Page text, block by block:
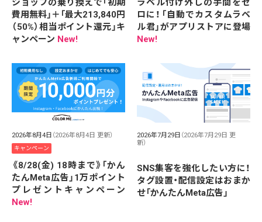
ショップの乗り換えで「初期
費用無料」＋「最大213,840円
（50%）相当ポイント還元」キ
ャンペーン New!
ラベル付け外しの手間をゼ
ロに！「自動でカスタムラベ
ル君」がアプリストアに登場
New!
2026年8月4日 （2026年8月4日 更新）
キャンペーン
《8/28(金) 18時まで》「かん
たんMeta広告」1万ポイント
プレゼントキャンペーン
New!
2026年7月29日 （2026年7月29日 更
新）
SNS集客を強化したい方に！
タグ設置・配信設定はおまか
せ「かんたんMeta広告」